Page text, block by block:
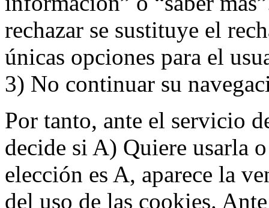
rechazar se sustituye el
únicas opciones para el
3) No continuar su
Por tanto, ante el servicio
decide si A) Quiere usarla
elección es A, aparece la
del uso de las cookies.